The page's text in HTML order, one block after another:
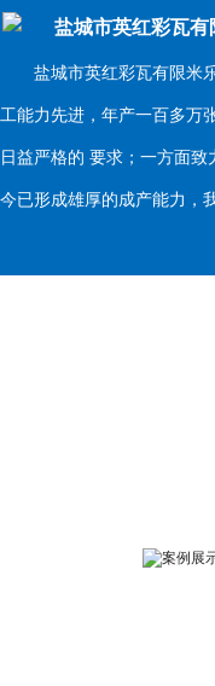
盐城市英红彩瓦
盐城市英红彩瓦有限米乐
工能力先进，年产一百多
日益严格的 要求；一方面
今已形成雄厚的成产能力